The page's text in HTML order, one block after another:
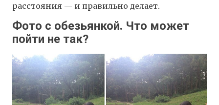
расстояния — и правильно делает.
Фото с обезьянкой. Что может
пойти не так?